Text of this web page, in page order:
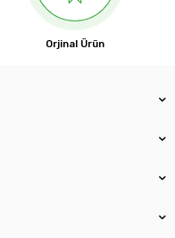
Orjinal Ürün